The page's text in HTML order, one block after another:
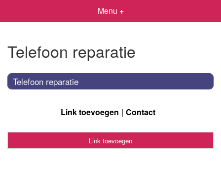
Menu +
Telefoon reparatie
Telefoon reparatie
Link toevoegen Contact
Link toevoegen